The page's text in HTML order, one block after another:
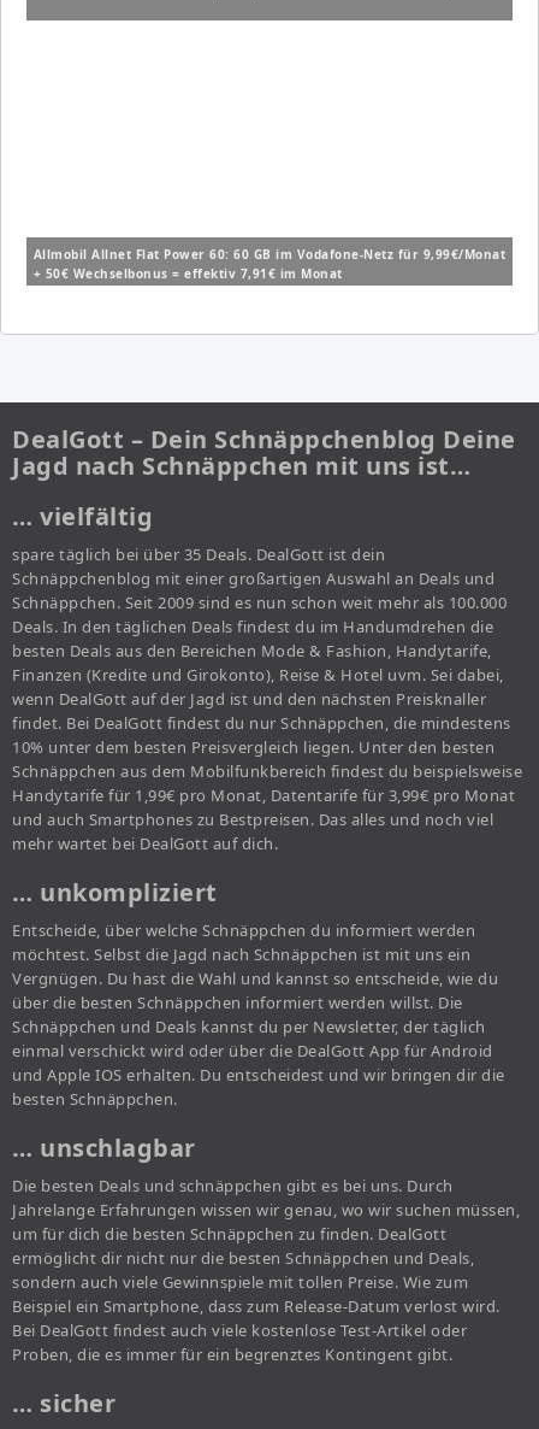
Allmobil Allnet Flat Power 60: 60 GB im Vodafone-Netz für 9,99€/Monat
+ 50€ Wechselbonus = effektiv 7,91€ im Monat
DealGott – Dein Schnäppchenblog Deine
Jagd nach Schnäppchen mit uns ist…
… vielfältig
spare täglich bei über 35 Deals. DealGott ist dein
Schnäppchenblog mit einer großartigen Auswahl an Deals und
Schnäppchen. Seit 2009 sind es nun schon weit mehr als 100.000
Deals. In den täglichen Deals findest du im Handumdrehen die
besten Deals aus den Bereichen Mode & Fashion, Handytarife,
Finanzen (Kredite und Girokonto), Reise & Hotel uvm. Sei dabei,
wenn DealGott auf der Jagd ist und den nächsten Preisknaller
findet. Bei DealGott findest du nur Schnäppchen, die mindestens
10% unter dem besten Preisvergleich liegen. Unter den besten
Schnäppchen aus dem Mobilfunkbereich findest du beispielsweise
Handytarife für 1,99€ pro Monat, Datentarife für 3,99€ pro Monat
und auch Smartphones zu Bestpreisen. Das alles und noch viel
mehr wartet bei DealGott auf dich.
… unkompliziert
Entscheide, über welche Schnäppchen du informiert werden
möchtest. Selbst die Jagd nach Schnäppchen ist mit uns ein
Vergnügen. Du hast die Wahl und kannst so entscheide, wie du
über die besten Schnäppchen informiert werden willst. Die
Schnäppchen und Deals kannst du per Newsletter, der täglich
einmal verschickt wird oder über die DealGott App für Android
und Apple IOS erhalten. Du entscheidest und wir bringen dir die
besten Schnäppchen.
… unschlagbar
Die besten Deals und schnäppchen gibt es bei uns. Durch
Jahrelange Erfahrungen wissen wir genau, wo wir suchen müssen,
um für dich die besten Schnäppchen zu finden. DealGott
ermöglicht dir nicht nur die besten Schnäppchen und Deals,
sondern auch viele Gewinnspiele mit tollen Preise. Wie zum
Beispiel ein Smartphone, dass zum Release-Datum verlost wird.
Bei DealGott findest auch viele kostenlose Test-Artikel oder
Proben, die es immer für ein begrenztes Kontingent gibt.
… sicher